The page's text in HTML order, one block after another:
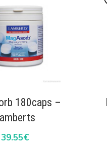
180caps –
39.55€